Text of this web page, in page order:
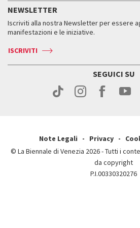
Come raggiungerci
Come raggiungerci
Contatti
Press
Orari e sedi
Biglietti
Servizi al pubblico
Come raggiungerci
Contatti
Storia
Orari e sedi
NEWSLETTER
Iscriviti alla nostra Newsletter per essere
manifestazioni e le iniziative.
ISCRIVITI
SEGUICI SU
Note Legali Privacy
© La Biennale di Venezia 2026 - Tutti i
da copyright
P.I.00330320276